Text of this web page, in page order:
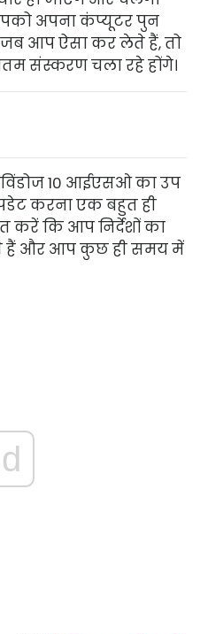
अपना कंप्यूटर पुन
जब आप ऐसा कर लेते हैं, तो
संस्करण चला रहे होंगे।
10 आईएसओ का उप
करना एक बहुत ही
करें कि आप निर्देशों का
हैं और आप कुछ ही समय में